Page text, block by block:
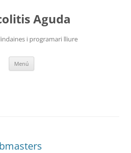
Aguda
i programari lliure
Menú